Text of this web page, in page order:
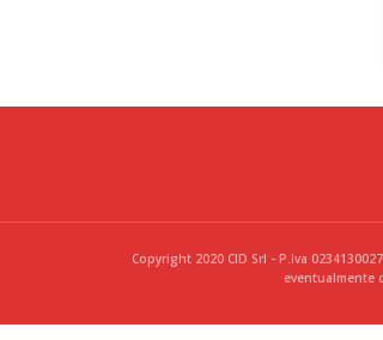
Copyright 2020 CID Srl - P.Iva
eventualmente